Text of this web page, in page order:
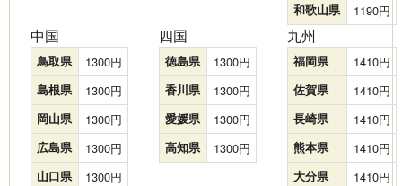
和歌山県 1190
中国
鳥取県 1300
島根県 1300
岡山県 1300
広島県 1300
山口県 1300
四国
徳島県 1300
香川県 1300
愛媛県 1300
高知県 1300
九州
福岡県 1410
佐賀県 1410
長崎県 1410
熊本県 1410
大分県 1410